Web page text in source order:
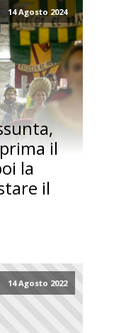
14 Agosto 2024
il
la
il
14 Agosto 2022